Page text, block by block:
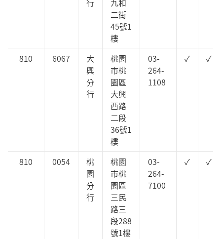
行
九和
二街
45號1
樓
810
6067
大
興
分
行
桃園
市桃
園區
大興
西路
二段
36號1
樓
03-
264-
1108
✓ ✓
810 0054
桃
園
分
行
桃園
市桃
園區
三民
路三
段288
號1樓
03-
264-
7100
✓ ✓